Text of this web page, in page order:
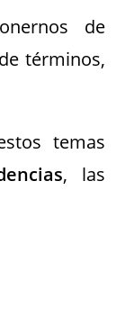
de
términos,
temas
, las